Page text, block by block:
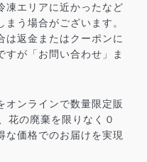
凍エリアに近かったなど
う場合がございます。
は返金またはクーポンに
すが「お問い合わせ」ま
オンラインで数量限定販
花の廃棄を限りなく０
な価格でのお届けを実現